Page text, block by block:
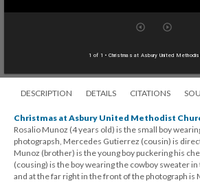
1 of 1 • Christmas at Asbury United
DESCRIPTION DETAILS CITATIONS
Christmas at Asbury United Methodist
Rosalio Munoz (4 years old) is the small boy
photograpsh, Mercedes Gutierrez (cousin) is
Munoz (brother) is the young boy puckering his
(cousing) is the boy wearing the cowboy sweater
and at the far right in the front of the photograph is